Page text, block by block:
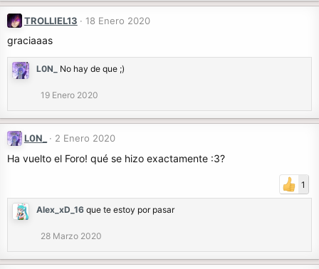
TROLLIEL13 18 Enero 2020
graciaaas
L0N_ No hay de que ;)
19 Enero 2020
L0N_ 2 Enero 2020
Ha vuelto el Foro! qué se hizo exactamente :3?
1
Alex_xD_16 que te estoy por pasar
28 Marzo 2020